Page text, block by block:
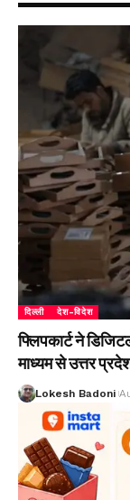
दिल्ली देश-विदेश
फ्लिपकार्ट ने
माध्यम से उत्तर
Lokesh Badoni